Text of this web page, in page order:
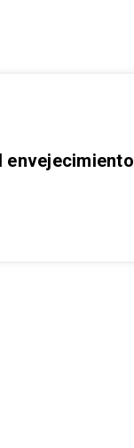
envejecimiento